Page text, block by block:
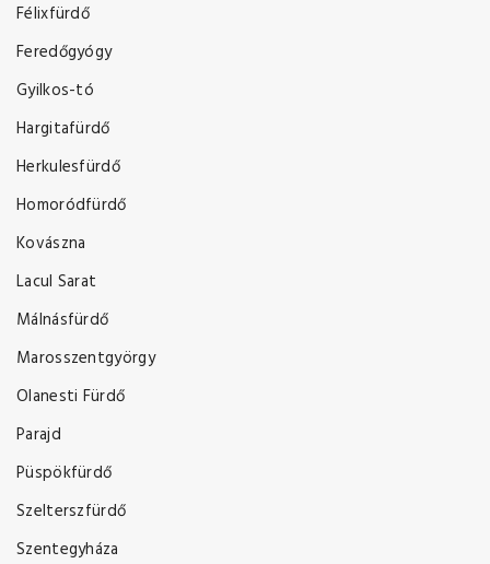
Félixfürdő
Feredőgyógy
Gyilkos-tó
Hargitafürdő
Herkulesfürdő
Homoródfürdő
Kovászna
Lacul Sarat
Málnásfürdő
Marosszentgyörgy
Olanesti Fürdő
Parajd
Püspökfürdő
Szelterszfürdő
Szentegyháza